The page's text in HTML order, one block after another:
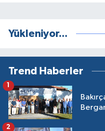
Yükleniyor...
Trend Haberler
1
2